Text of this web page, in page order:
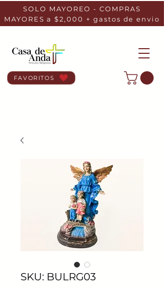
SOLO MAYOREO - COMPRAS
MAYORES a $2,000 + gastos de envio
FAVORITOS
SKU: BULRG03